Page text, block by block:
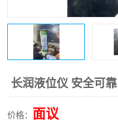
长润液位仪 安全可
价格： 面议
智能锅炉水位计
流量仪表